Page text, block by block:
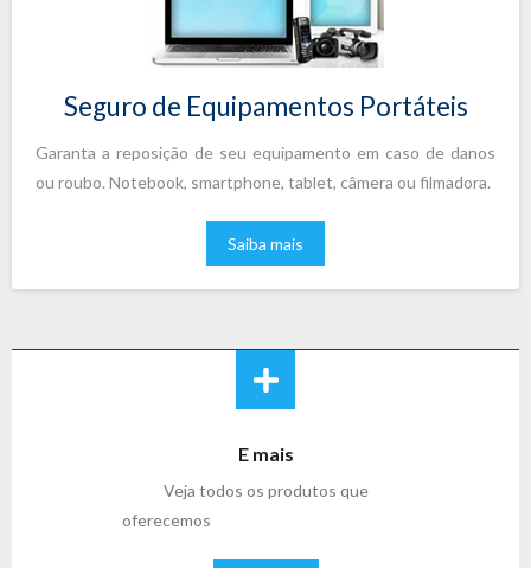
Seguro de Equipamentos Portáteis
Garanta a reposição de seu equipamento em caso de danos
ou roubo. Notebook, smartphone, tablet, câmera ou filmadora.
Saiba mais
E mais
Veja todos os produtos que
oferecemos